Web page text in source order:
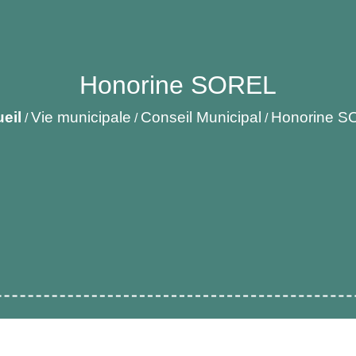
Honorine SOREL
/Vie municipale / Conseil Municipal / Honorine